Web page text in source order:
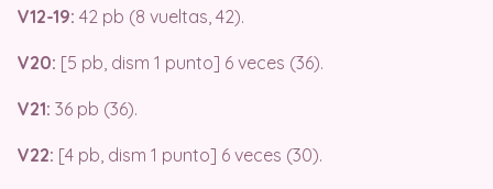
V12-19: 42 pb (8 vueltas, 42).
V20: [5 pb, dism 1 punto] 6 veces (36).
V21: 36 pb (36).
V22: [4 pb, dism 1 punto] 6 veces (30).